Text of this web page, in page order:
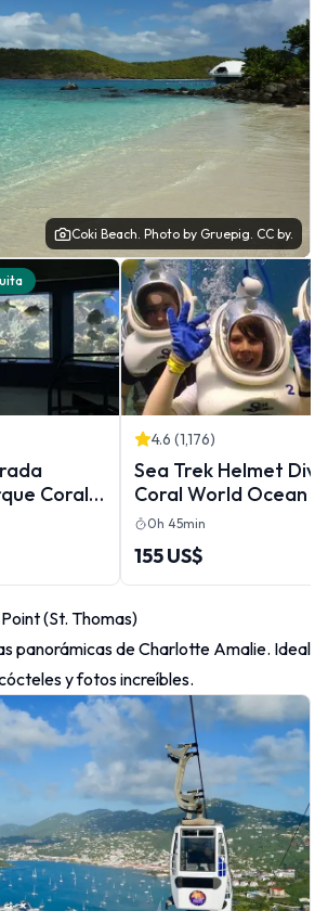
Coki Beach. Photo by Gruepig. CC by.
Coral
4.6 (1,176)
Sea Trek Helmet
Coral World Ocean
0h 45min
155 US$
(St. Thomas)
panorámicas de Charlotte Amalie. Ideal
y fotos increíbles.